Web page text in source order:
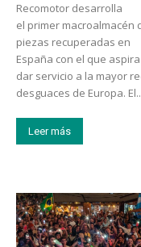
Recomotor desarrolla
el primer macroalmacén
piezas recuperadas en
España con el que
dar servicio a la mayor
desguaces de Europa.
Leer más